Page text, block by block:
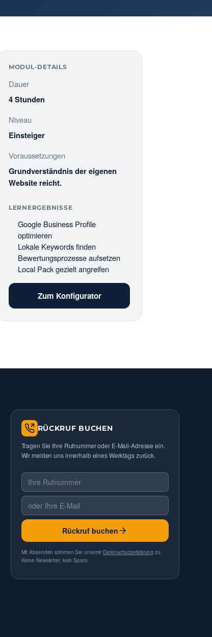
MODUL-DETAILS
Dauer
4 Stunden
Niveau
Einsteiger
Voraussetzungen
Grundverständnis der eigenen
Website reicht.
LERNERGEBNISSE
Google Business Profile
optimieren
Lokale Keywords finden
Bewertungsprozesse aufsetzen
Local Pack gezielt angreifen
Zum Konfigurator
RÜCKRUF BUCHEN
Tragen Sie Ihre Rufnummer oder E-Mail-Adresse ein.
Wir melden uns innerhalb eines Werktags zurück.
Telefonnummer
E-Mail
Rückruf buchen
Mit Absenden stimmen Sie unserer Datenschutzerklärung zu.
Keine Newsletter, kein Spam.